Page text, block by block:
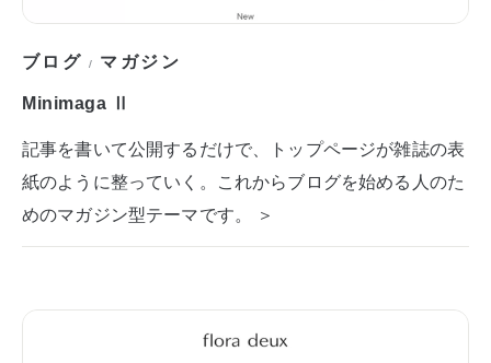
ブログ / マガジン
Minimaga Ⅱ
記事を書いて公開するだけで、トップページが雑誌の表
紙のように整っていく。これからブログを始める人のた
めのマガジン型テーマです。 ＞